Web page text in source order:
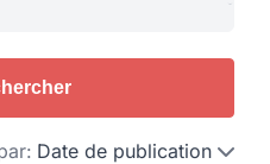
Date de publication